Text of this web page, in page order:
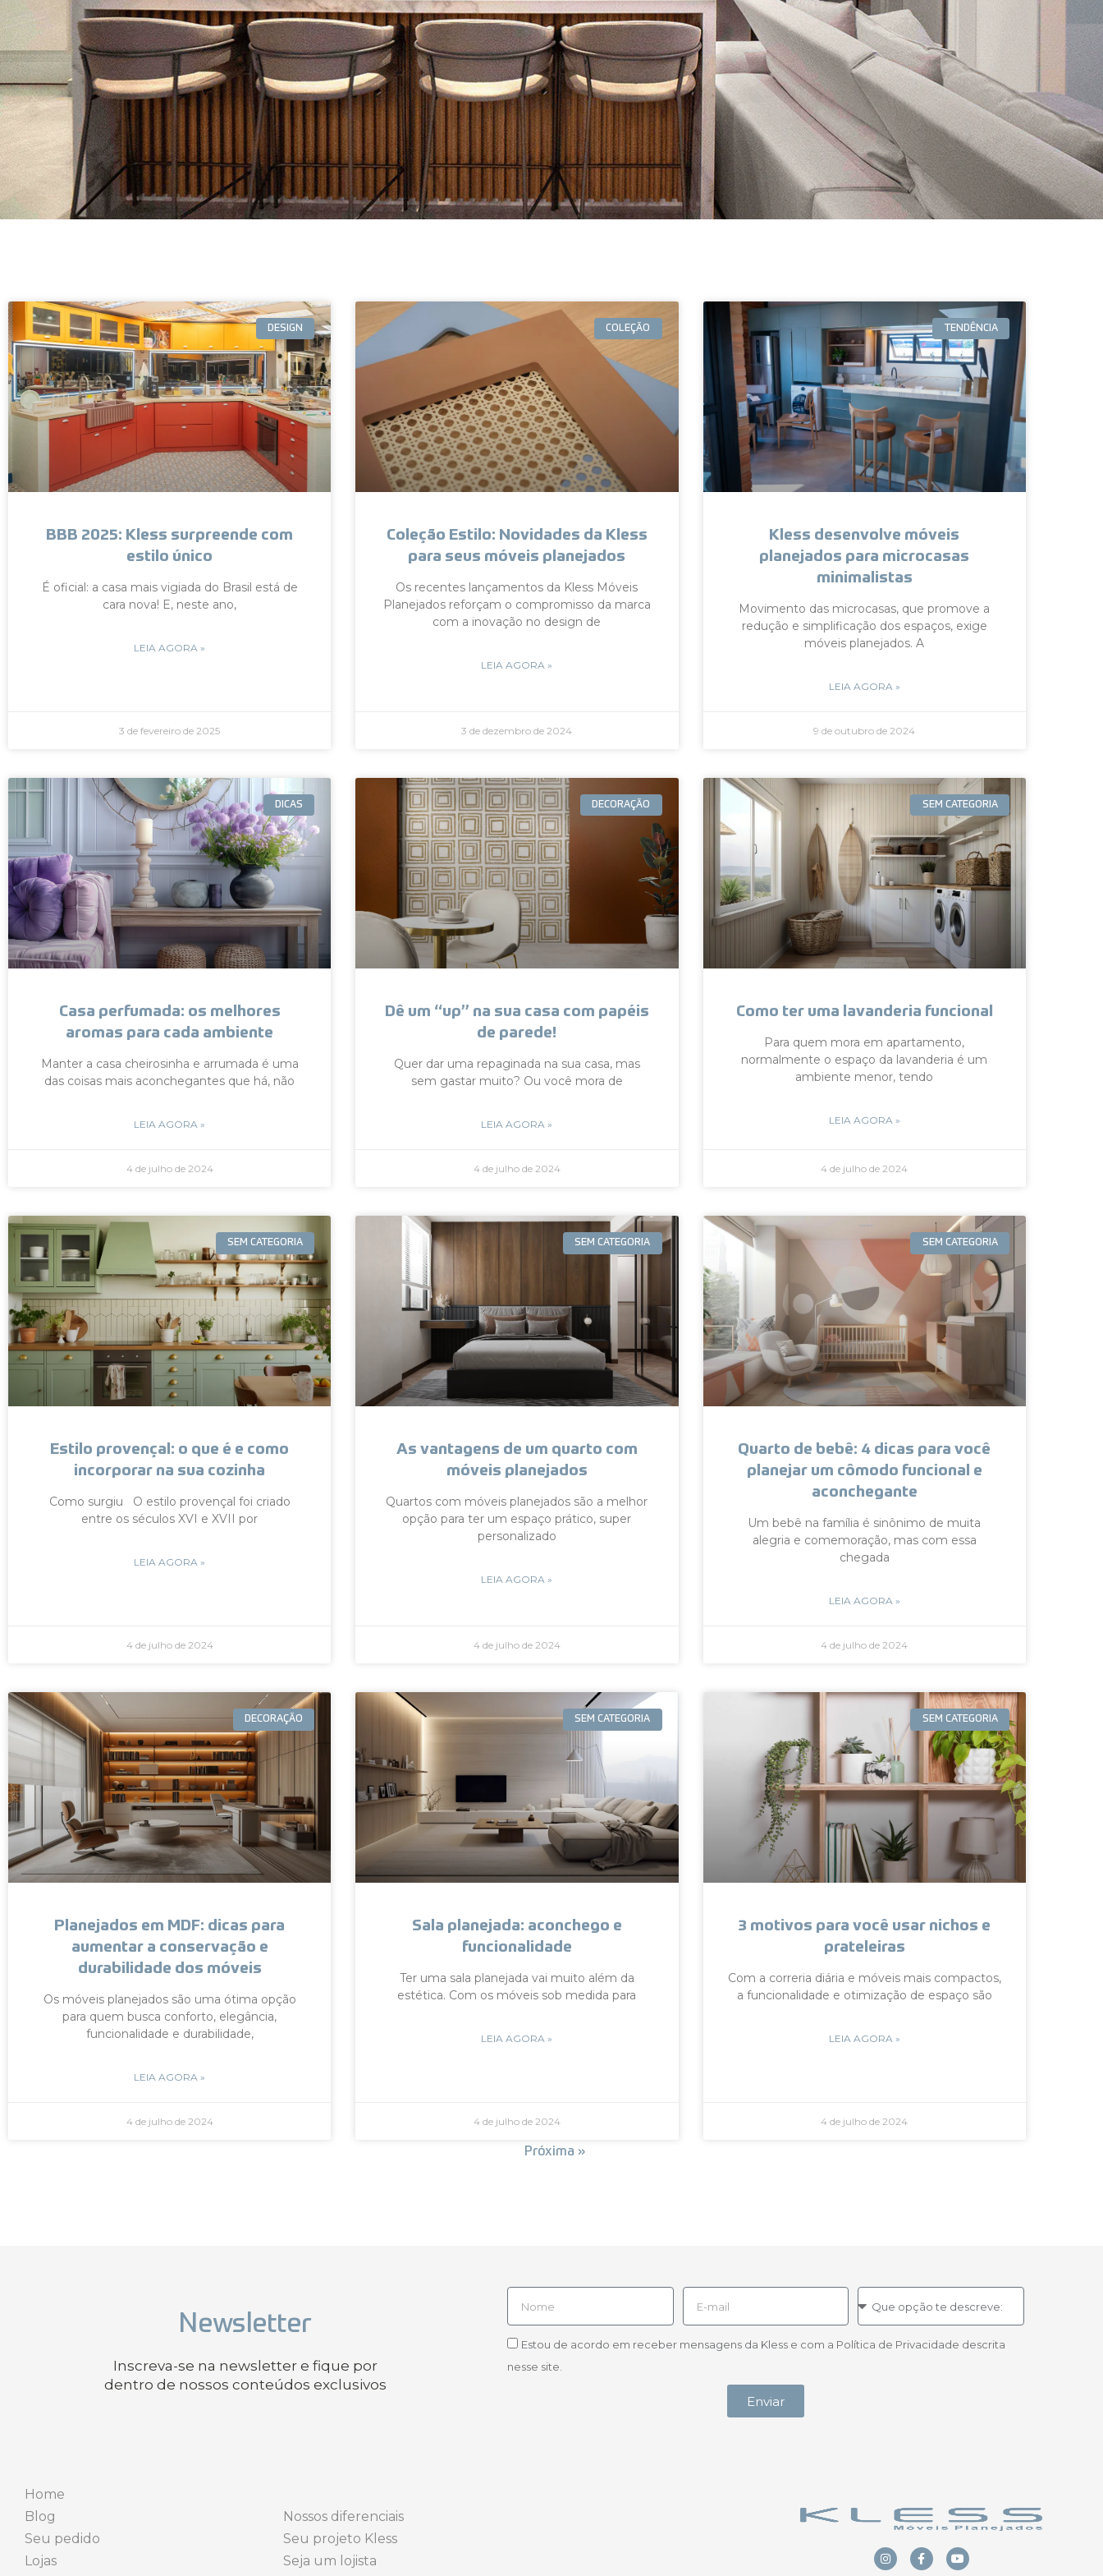
DESIGN
BBB 2025: Kless surpreende com
estilo único
É oficial: a casa mais vigiada do Brasil está de
cara nova! E, neste ano,
LEIA AGORA »
3 de fevereiro de 2025
COLEÇÃO
Coleção Estilo: Novidades da Kless
para seus móveis planejados
Os recentes lançamentos da Kless Móveis
Planejados reforçam o compromisso da marca
com a inovação no design de
LEIA AGORA »
3 de dezembro de 2024
TENDÊNCIA
Kless desenvolve móveis
planejados para microcasas
minimalistas
Movimento das microcasas, que promove a
redução e simplificação dos espaços, exige
móveis planejados. A
LEIA AGORA »
9 de outubro de 2024
DICAS
Casa perfumada: os melhores
aromas para cada ambiente
Manter a casa cheirosinha e arrumada é uma
das coisas mais aconchegantes que há, não
LEIA AGORA »
4 de julho de 2024
DECORAÇÃO
Dê um “up” na sua casa com papéis
de parede!
Quer dar uma repaginada na sua casa, mas
sem gastar muito? Ou você mora de
LEIA AGORA »
4 de julho de 2024
SEM CATEGORIA
Como ter uma lavanderia funcional
Para quem mora em apartamento,
normalmente o espaço da lavanderia é um
ambiente menor, tendo
LEIA AGORA »
4 de julho de 2024
SEM CATEGORIA
Estilo provençal: o que é e como
incorporar na sua cozinha
Como surgiu O estilo provençal foi criado
entre os séculos XVI e XVII por
LEIA AGORA »
4 de julho de 2024
SEM CATEGORIA
As vantagens de um quarto com
móveis planejados
Quartos com móveis planejados são a melhor
opção para ter um espaço prático, super
personalizado
LEIA AGORA »
4 de julho de 2024
SEM CATEGORIA
Quarto de bebê: 4 dicas para você
planejar um cômodo funcional e
aconchegante
Um bebê na família é sinônimo de muita
alegria e comemoração, mas com essa
chegada
LEIA AGORA »
4 de julho de 2024
DECORAÇÃO
Planejados em MDF: dicas para
aumentar a conservação e
durabilidade dos móveis
Os móveis planejados são uma ótima opção
para quem busca conforto, elegância,
funcionalidade e durabilidade,
LEIA AGORA »
4 de julho de 2024
SEM CATEGORIA
Sala planejada: aconchego e
funcionalidade
Ter uma sala planejada vai muito além da
estética. Com os móveis sob medida para
LEIA AGORA »
4 de julho de 2024
SEM CATEGORIA
3 motivos para você usar nichos e
prateleiras
Com a correria diária e móveis mais compactos,
a funcionalidade e otimização de espaço são
LEIA AGORA »
4 de julho de 2024
Próxima »
Newsletter
Inscreva-se na newsletter e fique por
dentro de nossos conteúdos exclusivos
Estou de acordo em receber mensagens da Kless e com a Política de Privacidade descrita
nesse site.
Enviar
Home
Blog
Seu pedido
Lojas
Nossos diferenciais
Seu projeto Kless
Seja um lojista